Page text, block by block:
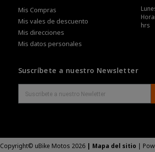
Mis Compras
Mis vales de descuento
Mis direcciones
Mis datos personales
hrs
Suscríbete a nuestro Newsletter
Copyright© uBike Motos 2026 | Mapa del sitio |